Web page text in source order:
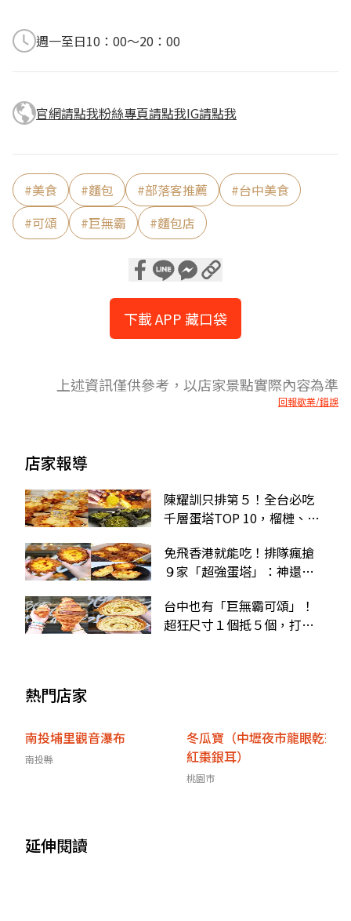
週一至日10：00～20：00
官網請點我粉絲專頁請點我IG請點我
#美食 #麵包 #部落客推薦 #台中美食
#可頌 #巨無霸 #麵包店
下載 APP 藏口袋
上述資訊僅供參考，以店家景點實際內容為準
回報歇業/錯誤
店家報導
陳耀訓只排第５！全台必吃
千層蛋塔TOP 10，榴槤、開
免飛香港就能吃！排隊瘋搶
９家「超強蛋塔」：神還原
台中也有「巨無霸可頌」！
超狂尺寸１個抵５個，打卡
熱門店家
南投埔里觀音瀑布
南投縣
冬瓜寶（中壢夜市龍眼乾茶
紅棗銀耳）
桃園市
延伸閱讀